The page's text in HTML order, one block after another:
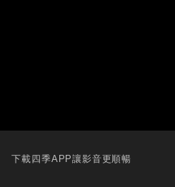
下載四季APP讓影音更順暢